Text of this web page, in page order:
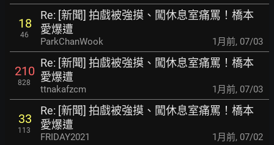
18
46
Re: [新聞] 拍戲被強摸、闖休息室痛罵！橋本
愛爆遭
ParkChanWook 1月前, 07/03
210
828
Re: [新聞] 拍戲被強摸、闖休息室痛罵！橋本
愛爆遭
ttnakafzcm 1月前, 07/03
33
113
Re: [新聞] 拍戲被強摸、闖休息室痛罵！橋本
愛爆遭
FRIDAY2021 1月前, 07/02